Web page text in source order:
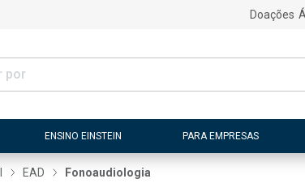
Doações
ENSINO EINSTEIN PARA EMPRESAS
EAD Fonoaudiologia